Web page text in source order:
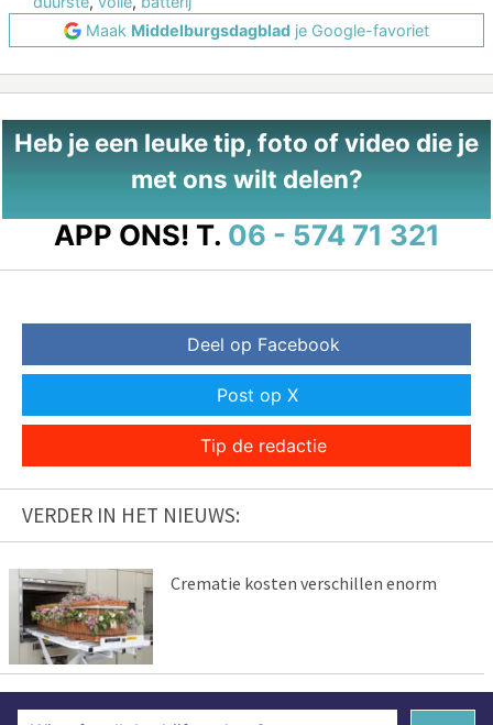
Maak Middelburgsdagblad je Google-favoriet
Heb je een leuke tip, foto of video die je
met ons wilt delen?
APP ONS! T. 06 - 574 71 321
Deel op Facebook
Post op X
Tip de redactie
VERDER IN HET NIEUWS:
Crematie kosten verschillen enorm